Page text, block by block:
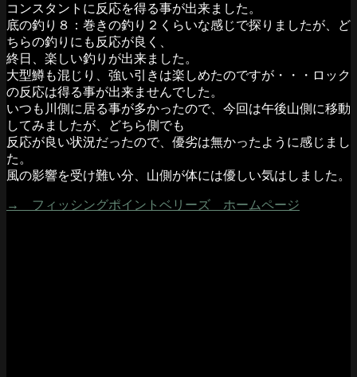
コンスタントに反応を得る事が出来ました。
底の釣り８：巻きの釣り２くらいな感じで探りましたが、ど
ちらの釣りにも反応が良く、
終日、楽しい釣りが出来ました。
大型鱒も混じり、強い引きは楽しめたのですが・・・ロック
の反応は得る事が出来ませんでした。
いつも川側に居る事が多かったので、今回は午後山側に移動
してみましたが、どちら側でも
反応が良い状況だったので、優劣は無かったように感じまし
た。
風の影響を受け難い分、山側が体には優しい気はしました。
→ フィッシングポイントベリーズ ホームページ